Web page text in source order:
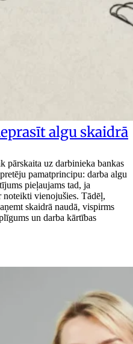
algu skaidrā
pārskaita uz darbinieka bankas
pamatprincipu: darba algu
pieļaujams tad, ja
noteikti vienojušies. Tādēļ,
skaidrā naudā, vispirms
un darba kārtības